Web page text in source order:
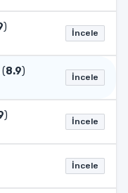
) İncele
8.9) İncele
) İncele
İncele